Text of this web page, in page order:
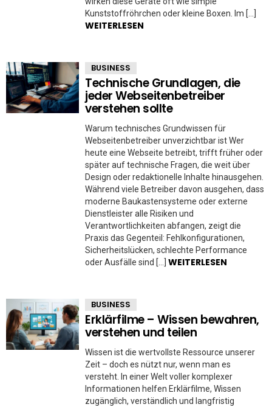
Kunststoffröhrchen oder kleine Boxen. Im […]
WEITERLESEN
BUSINESS
Technische Grundlagen, die
jeder Webseitenbetreiber
verstehen sollte
Warum technisches Grundwissen für
Webseitenbetreiber unverzichtbar ist Wer
heute eine Webseite betreibt, trifft früher oder
später auf technische Fragen, die weit über
Design oder redaktionelle Inhalte hinausgehen.
Während viele Betreiber davon ausgehen, dass
moderne Baukastensysteme oder externe
Dienstleister alle Risiken und
Verantwortlichkeiten abfangen, zeigt die
Praxis das Gegenteil: Fehlkonfigurationen,
Sicherheitslücken, schlechte Performance
oder Ausfälle sind […] WEITERLESEN
BUSINESS
Erklärfilme – Wissen bewahren,
verstehen und teilen
Wissen ist die wertvollste Ressource unserer
Zeit – doch es nützt nur, wenn man es
versteht. In einer Welt voller komplexer
Informationen helfen Erklärfilme, Wissen
zugänglich, verständlich und langfristig